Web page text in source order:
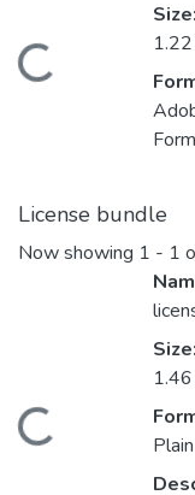
Size:
License bundle
Now showing 1 - 1
Size: